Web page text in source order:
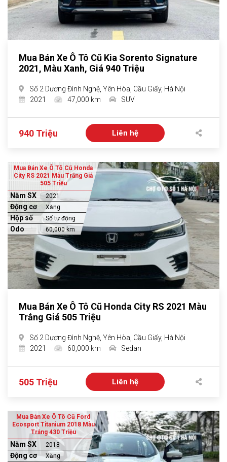
Mua Bán Xe Ô Tô Cũ Kia Sorento Signature
2021, Màu Xanh, Giá 940 Triệu
Số 2 Dương Đình Nghệ, Yên Hòa, Cầu Giấy, Hà Nội
2021
47,000 km SUV
940 Triệu Liên hệ
Mua Bán Xe Ô Tô Cũ Honda
City RS 2021 Màu Trắng Giá
505 Triệu
Năm SX 2021
Động cơ Xăng
Hộp số Số tự động
Odo 60,000 km
Mua Bán Xe Ô Tô Cũ Honda City RS 2021 Màu
Trắng Giá 505 Triệu
Số 2 Dương Đình Nghệ, Yên Hòa, Cầu Giấy, Hà Nội
2021
60,000 km Sedan
505 Triệu Liên hệ
Mua Bán Xe Ô Tô Cũ Ford
Ecosport Titanium 2018 Màu
Trắng 430 Triệu
Năm SX 2018
Động cơ Xăng